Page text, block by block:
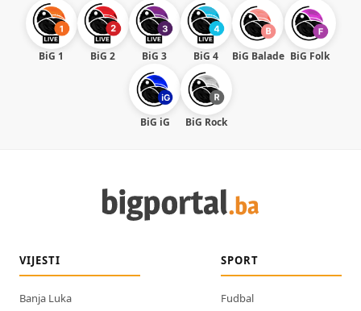
BiG 1 BiG 2 BiG 3 BiG 4 BiG Balade BiG Folk
BiG iG BiG Rock
VIJESTI
Banja Luka
SPORT
Fudbal